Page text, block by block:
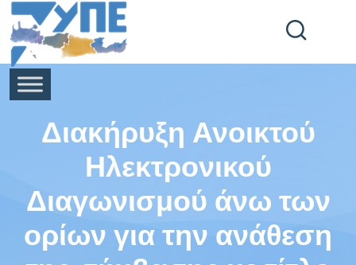
End Header Section -->
Διακήρυξη Ανοικτού
Ηλεκτρονικού
Διαγωνισμού άνω των
ορίων για την ανάθεση